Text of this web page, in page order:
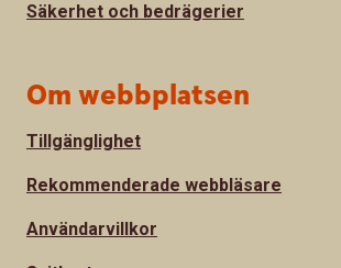
Säkerhet och bedrägerier
Om webbplatsen
Tillgänglighet
Rekommenderade webbläsare
Användarvillkor